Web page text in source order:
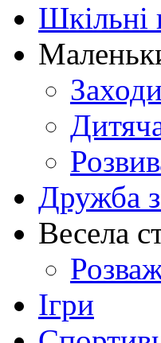
Шкільні
Дружба
Весела
Ігри